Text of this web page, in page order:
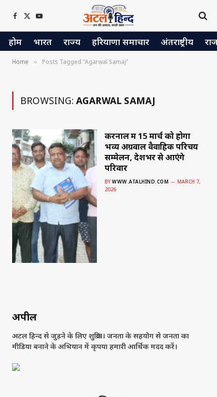
Facebook
X
(Twitter)
YouTube
होम भारत राज्य हरियाणा समाचार अंतराष्ट्रीय
Home » Posts Tagged "Agarwal Samaj"
BROWSING: AGARWAL SAMAJ
करनाल में 15 मार्च को होगा
भव्य अग्रवाल वैवाहिक परिचय
सम्मेलन, देशभर से आएंगे
परिवार
BY WWW.ATALHIND.COM
MARCH 7,
2026
अपील
अटल हिन्द से जुड़ने के लिए शुक्रिया। जनता के सहयोग से जनता का
मीडिया बनाने के अभियान में कृपया हमारी आर्थिक मदद करें।